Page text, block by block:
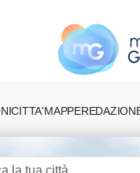
CITTA'MAPPE